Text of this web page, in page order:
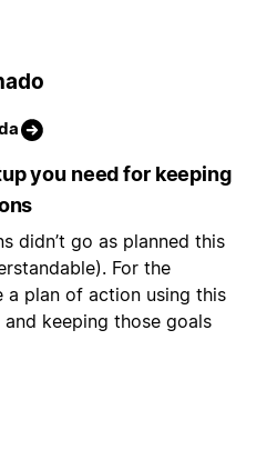
you need for keeping
didn’t go as planned this
For the
a plan of action using this
keeping those goals